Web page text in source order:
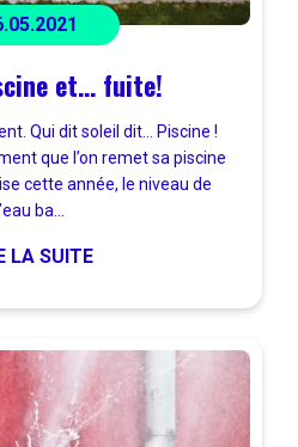
et… fuite!
Qui dit soleil dit… Piscine !
que l’on remet sa piscine
cette année, le niveau de
l’eau ba...
LA SUITE